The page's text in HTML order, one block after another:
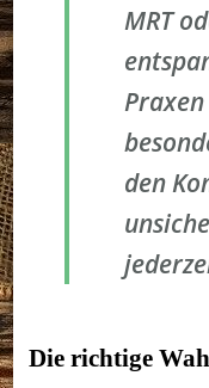
MRT
den
Die richtige